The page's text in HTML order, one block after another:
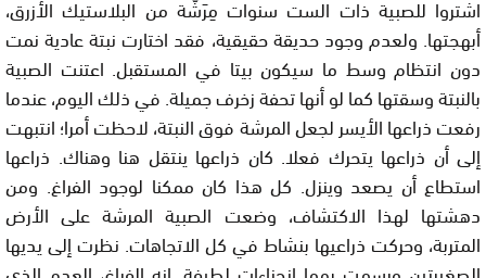
اشتروا للصبية ذات الست سنوات مِرَشَّة من البلاستيك الأزرق،
أبهجتها. ولعدم وجود حديقة حقيقية، فقد اختارت نبتة عادية نمت
دون انتظام وسط ما سيكون بيتا في المستقبل. اعتنت الصبية
بالنبتة وسقتها كما لو أنها تحفة زخرف جميلة. في ذلك اليوم، عندما
رفعت ذراعها الأيسر لجعل المرشة فوق النبتة، لاحظت أمرا؛ انتبهت
إلى أن ذراعها يتحرك فعلا. كان ذراعها ينتقل هنا وهناك. ذراعها
استطاع أن يصعد وينزل. كل هذا كان ممكنا لوجود الفراغ. ومن
دهشتها لهذا الاكتشاف، وضعت الصبية المرشة على الأرض
المتربة، وحركت ذراعيها بنشاط في كل الاتجاهات. نظرت إلى يديها